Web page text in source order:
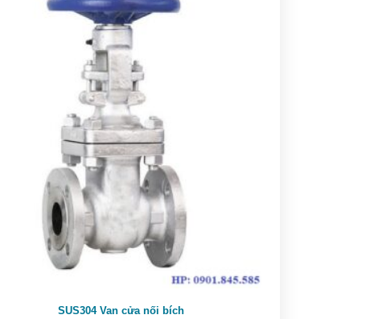
SUS304 Van cửa nối bích